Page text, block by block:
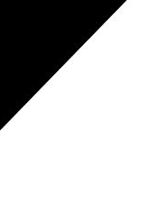
una experiencia